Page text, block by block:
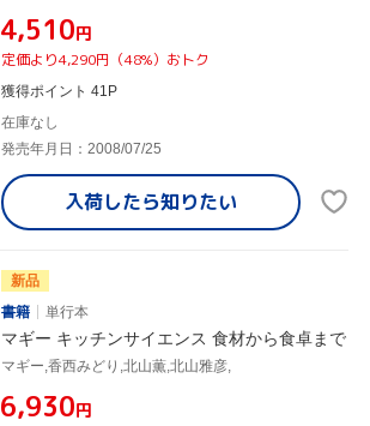
¥4,510円
定価より4,290円（48%）おトク
獲得ポイント 41P
在庫なし
発売年月日：2008/07/25
入荷したら知りたい
新品
書籍
単行本
マギー キッチンサイエンス 食材から食卓まで
マギー,香西みどり,北山薫,北山雅彦,
¥6,930円